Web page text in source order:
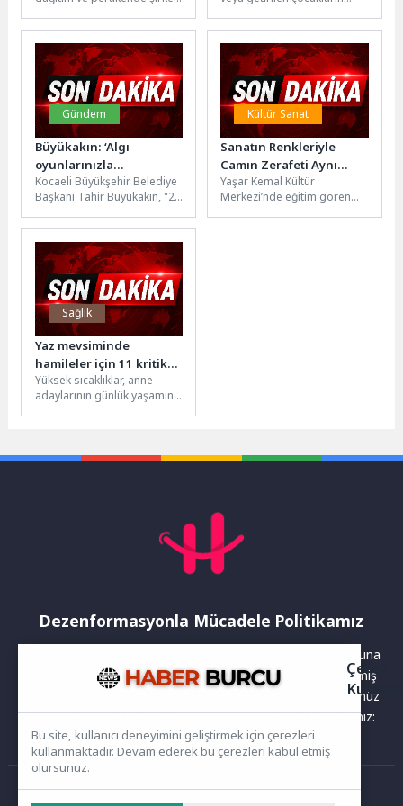
kanallardan yapıldı
deneyimini odağına alan
dijital dönüşüm...
959 oldu Güvenlik
birimlerine gelen...
Gündem
Büyükakın: ‘Algı
oyunlarınızla
çocuklarımızın tertemiz
bayramına gölge
düşürmeyin’
Kocaeli Büyükşehir Belediye
Başkanı Tahir Büyükakın, "23
algısı oluşturmak isteyenlere
bu...
Kültür Sanat
Sanatın Renkleriyle
Camın Zerafeti Aynı
Sergide Buluştu
Yaşar Kemal Kültür
Merkezi’nde eğitim gören
Sağlık
Yaz mevsiminde
hamileler için 11 kritik
öneri
Yüksek sıcaklıklar, anne
adaylarının günlük yaşamını
dolaşımı...
Dezenformasyonla Mücadele Politikamız
Yayınlanan haberler doğruluk ilkesi gözetilerek hazırlanır. Buna
rağmen bazı içeriklerde eksik, hatalı veya güncelliğini yitirmiş
bilgiler bulunabilir.Yanlış veya yanıltıcı olduğunu düşündüğünüz
haberleri aşağıdaki iletişim kanallarından bize bildirebilirsiniz:
Ana Sayfa
Çerez
Bu site, kullanıcı deneyimini geliştirmek için çerezleri
kullanmaktadır. Devam ederek bu çerezleri kabul etmiş
olursunuz.